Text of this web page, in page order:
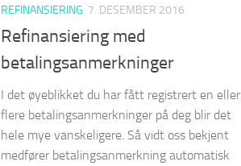
REFINANSIERING 7. DESEMBER 2016
Refinansiering med
betalingsanmerkninger
I det øyeblikket du har fått registrert en eller
flere betalingsanmerkninger på deg blir det
hele mye vanskeligere. Så vidt oss bekjent
medfører betalingsanmerkning automatisk